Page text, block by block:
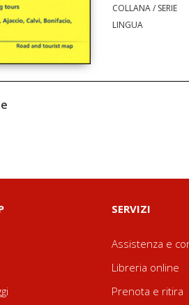
COLLANA / SERIE
LINGUA
SERVIZI
Assistenza e
Libreria online
Prenota e ritira